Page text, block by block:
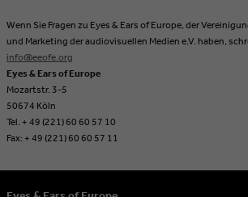
​​​Wenn Sie Fragen zu Eyes & Ears of Europe, der
und Marketing der audiovisuellen Medien e.V. haben,
info@eeofe.org
Eyes & Ears of Europe
Mozartstr. 3-5
50674 Köln
Tel. + 49 (221) 60 60 57 10
Fax: + 49 (221) 60 60 57 11